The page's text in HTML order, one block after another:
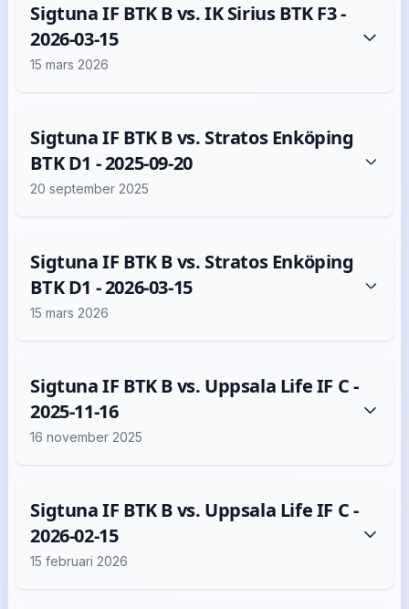
Sigtuna IF BTK B vs. IK Sirius BTK F3 -
2026-03-15
15 mars 2026
Sigtuna IF BTK B vs. Stratos Enköping
BTK D1 - 2025-09-20
20 september 2025
Sigtuna IF BTK B vs. Stratos Enköping
BTK D1 - 2026-03-15
15 mars 2026
Sigtuna IF BTK B vs. Uppsala Life IF C -
2025-11-16
16 november 2025
Sigtuna IF BTK B vs. Uppsala Life IF C -
2026-02-15
15 februari 2026